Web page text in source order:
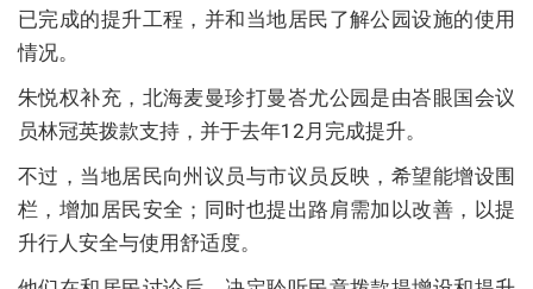
已完成的提升工程，并和当地居民了解公园设施的使用
情况。
朱悦权补充，北海麦曼珍打曼峇尤公园是由峇眼国会议
员林冠英拨款支持，并于去年12月完成提升。
不过，当地居民向州议员与市议员反映，希望能增设围
栏，增加居民安全；同时也提出路肩需加以改善，以提
升行人安全与使用舒适度。